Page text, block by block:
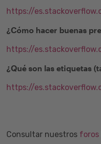
https://
¿Cómo hacer buenas
https://
¿Qué son las etiquetas
https://
Consultar nuestros foros